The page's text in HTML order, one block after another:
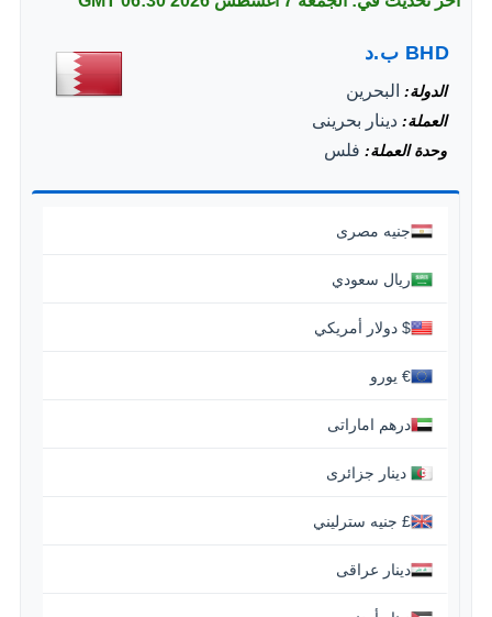
BHD ب.د
الدولة البحرين
العملة دينار بحرينى
وحدة العملة فلس
جنيه مصرى
ريال سعودي
$ دولار أمريكي
€ يورو
درهم اماراتى
‏ دينار جزائرى
£ جنيه سترليني
دينار عراقى